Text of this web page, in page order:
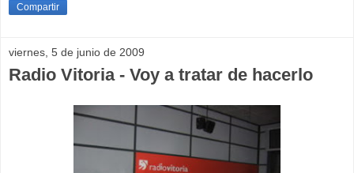
Compartir
viernes, 5 de junio de 2009
Radio Vitoria - Voy a tratar de hacerlo